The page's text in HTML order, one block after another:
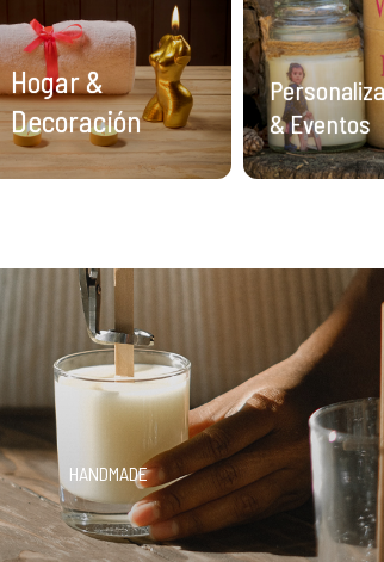
Hogar &
Decoración
& Eventos
HANDMADE